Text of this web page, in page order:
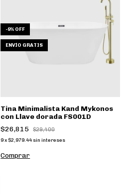
-9% OFF
ENVÍO GRATIS
Tina Minimalista Kand Mykonos
con Llave dorada FS001D
$26,815
$29,400
9x $2,979.44 sin intereses
Comprar